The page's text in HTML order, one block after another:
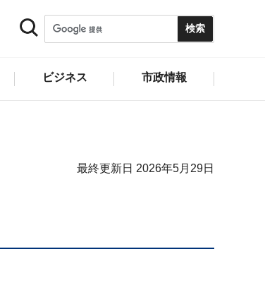
ビジネス 市政情報
最終更新日 2026年5月29日